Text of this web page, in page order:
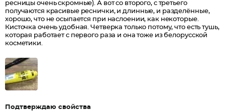
ресницы очень скромные). А вот со второго, с третьего
получаются красивые реснички, и длинные, и разделённые,
хорошо, что не осыпается при наслоении, как некоторые.
Кисточка очень удобная. Четверка только потому, что есть тушь,
которая работает с первого раза и она тоже из белорусской
косметики.
Подтверждаю свойства